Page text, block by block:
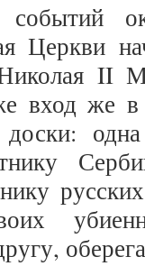
событий
Церкви
II
вход же
другу,